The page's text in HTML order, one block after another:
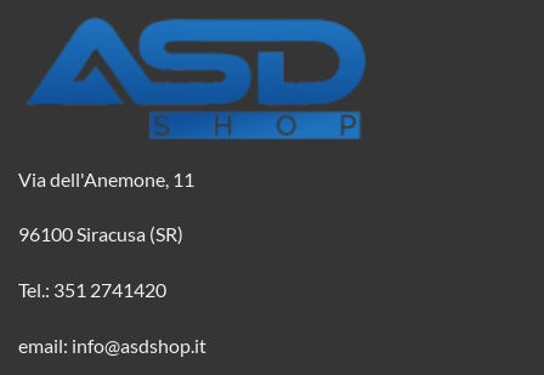
Via dell'Anemone, 11
96100 Siracusa (SR)
Tel.: 351 2741420
email: info@asdshop.it